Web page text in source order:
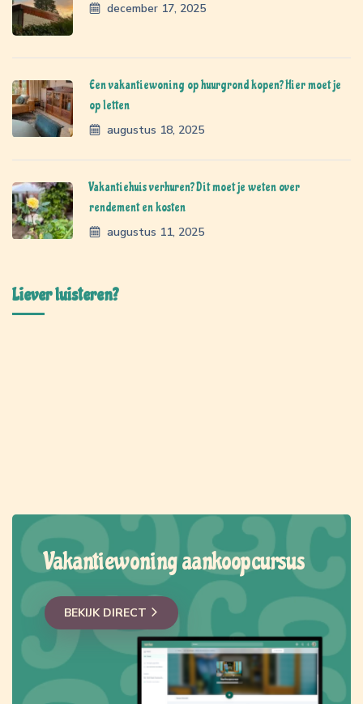
december 17, 2025
Een vakantiewoning op huurgrond kopen? Hier moet je
op letten
augustus 18, 2025
Vakantiehuis verhuren? Dit moet je weten over
rendement en kosten
augustus 11, 2025
Liever luisteren?
Vakantiewoning aankoopcursus
BEKIJK DIRECT